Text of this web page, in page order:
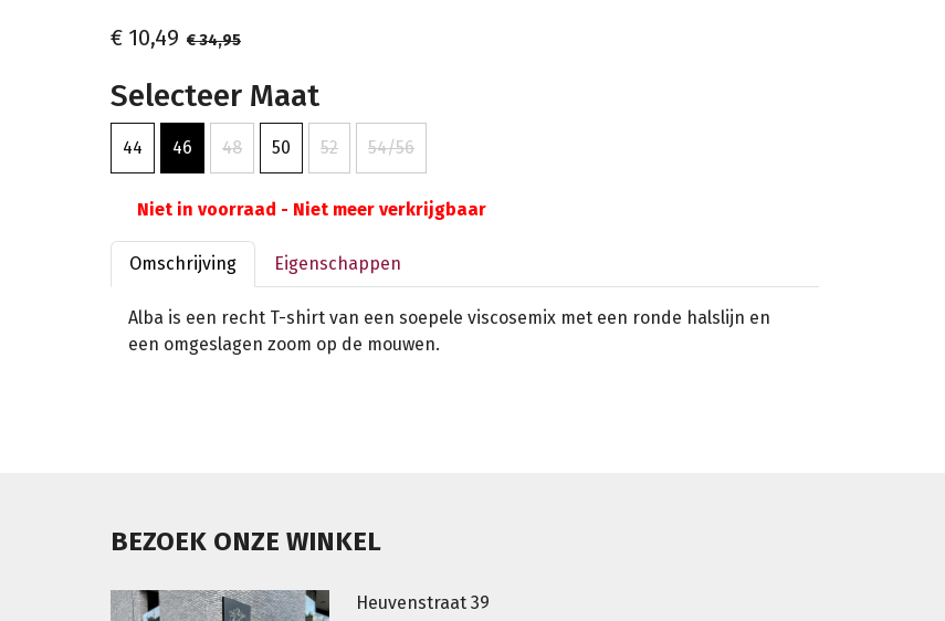
€ 10,49 € 34,95
Selecteer Maat
44 46 48 50 52 54/56
Niet in voorraad - Niet meer verkrijgbaar
Omschrijving Eigenschappen
Alba is een recht T-shirt van een soepele viscosemix met een ronde halslijn en
een omgeslagen zoom op de mouwen.
BEZOEK ONZE WINKEL
Heuvenstraat 39